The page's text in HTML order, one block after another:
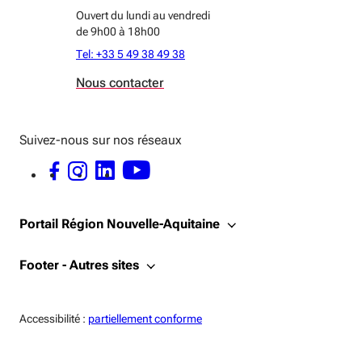
Ouvert du lundi au vendredi
de 9h00 à 18h00
Tel: +33 5 49 38 49 38
Nous contacter
Suivez-nous sur nos réseaux
FACEBOOK - OUVERTURE DANS UNE NOUVELLE FENÊTRE
INSTAGRAM - OUVERTURE DANS UNE NOUVELLE FENÊTRE
LINKEDIN - OUVERTURE DANS UNE NOUVELLE FENÊTRE
YOUTUBE - OUVERTURE DANS UNE NOUVELLE FENÊTRE
Portail Région Nouvelle-Aquitaine
Footer - Autres sites
Accessibilité : Accessiblité:
partiellement conforme